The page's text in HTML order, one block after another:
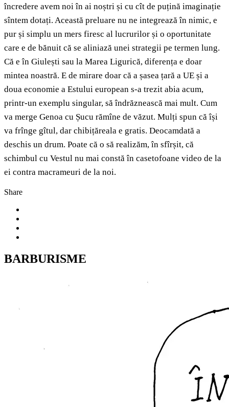
încredere avem noi în ai noștri și cu cît de puțină imaginație
sîntem dotați. Această preluare nu ne integrează în nimic, e
pur și simplu un mers firesc al lucrurilor și o oportunitate
care e de bănuit că se aliniază unei strategii pe termen lung.
Că e în Giulești sau la Marea Ligurică, diferența e doar
mintea noastră. E de mirare doar că a șasea țară a UE și a
doua economie a Estului european s-a trezit abia acum,
printr-un exemplu singular, să îndrăznească mai mult. Cum
va merge Genoa cu Șucu rămîne de văzut. Mulți spun că își
va frînge gîtul, dar chibițăreala e gratis. Deocamdată a
deschis un drum. Poate că o să realizăm, în sfîrșit, că
schimbul cu Vestul nu mai constă în casetofoane video de la
ei contra macrameuri de la noi.
Share
BARBURISME